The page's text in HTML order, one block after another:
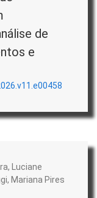
de
e
Luciane
Mariana Pires